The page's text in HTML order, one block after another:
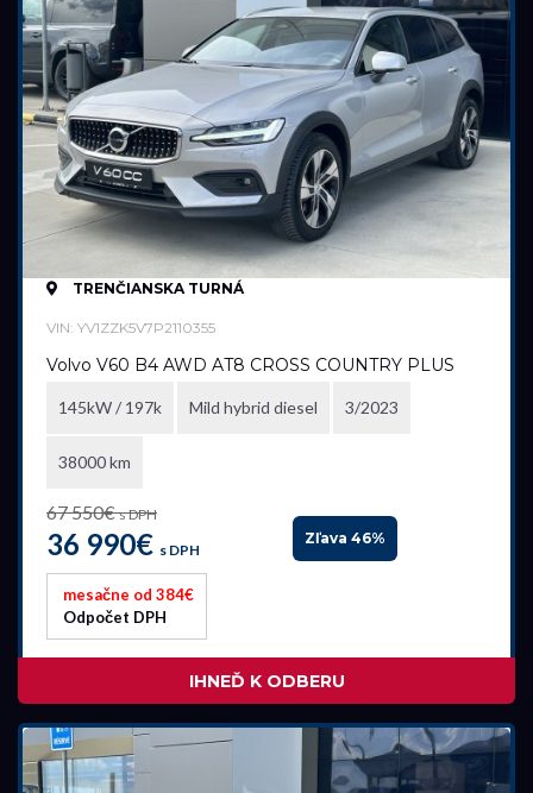
TRENČIANSKA TURNÁ
VIN: YV1ZZK5V7P2110355
Volvo V60 B4 AWD AT8 CROSS COUNTRY PLUS
145kW / 197k Mild hybrid diesel 3/2023
38000 km
67 550€s DPH
36 990€ s DPH
Zľava 46%
mesačne od 384€
Odpočet DPH
IHNEĎ K ODBERU